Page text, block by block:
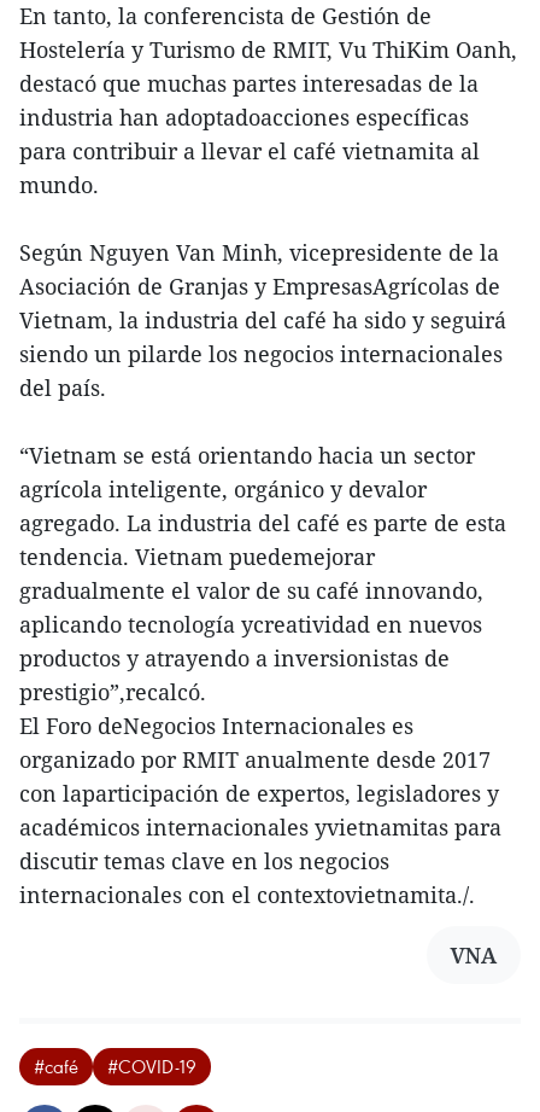
En tanto, la conferencista de Gestión de
Hostelería y Turismo de RMIT, Vu ThiKim Oanh,
destacó que muchas partes interesadas de la
industria han adoptadoacciones específicas
para contribuir a llevar el café vietnamita al
mundo.
Según Nguyen Van Minh, vicepresidente de la
Asociación de Granjas y EmpresasAgrícolas de
Vietnam, la industria del café ha sido y seguirá
siendo un pilarde los negocios internacionales
del país.
“Vietnam se está orientando hacia un sector
agrícola inteligente, orgánico y devalor
agregado. La industria del café es parte de esta
tendencia. Vietnam puedemejorar
gradualmente el valor de su café innovando,
aplicando tecnología ycreatividad en nuevos
productos y atrayendo a inversionistas de
prestigio”,recalcó.
El Foro deNegocios Internacionales es
organizado por RMIT anualmente desde 2017
con laparticipación de expertos, legisladores y
académicos internacionales yvietnamitas para
discutir temas clave en los negocios
internacionales con el contextovietnamita./.
VNA
#café #COVID-19